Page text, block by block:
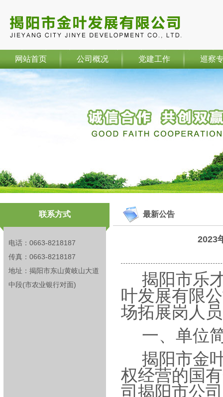
网站首页 公司概况 党建工作 巡察
联系方式
电话：0663-8218187
传真：0663-8218187
地址：揭阳市东山黄岐山大道
中段(市农业银行对面)
最新公告
2023
揭阳市乐
叶发展有限
场拓展岗人员
一、单位
揭阳市金
权经营的国
司揭阳市公